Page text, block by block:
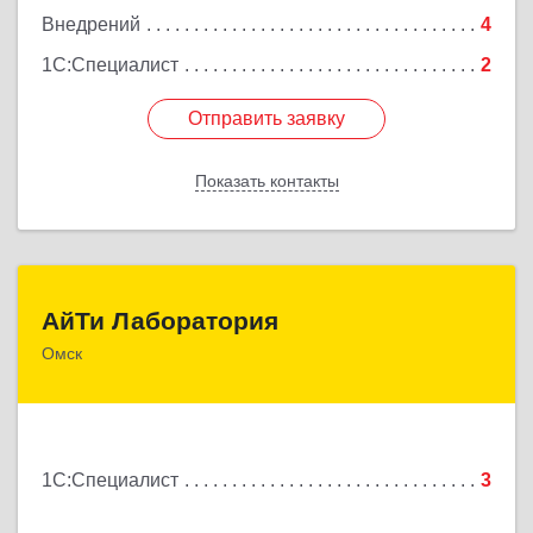
Внедрений
4
1С:Специалист
2
Отправить заявку
Показать контакты
Отправить заявку
Назад
АйТи Лаборатория
Омск
1С:Специалист 3
644042, Омская обл, Омск г, Карла Маркса пр-кт,